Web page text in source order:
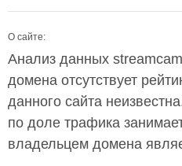
О сайте:
Анализ данных
домена отсутствует
данного сайта
по доле трафика
владельцем домена